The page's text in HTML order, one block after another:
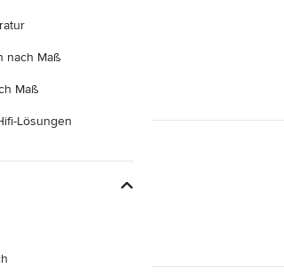
nach Maß
Maß
Lösungen
nach Maß